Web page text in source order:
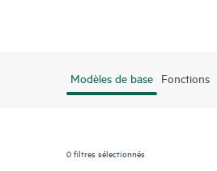
Modèles de base Fonctions
0filtres sélectionnés